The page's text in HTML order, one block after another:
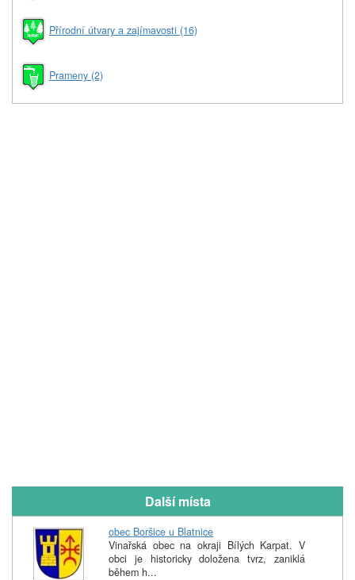
Přírodní útvary a zajímavosti (16)
Prameny (2)
Další místa
obec Boršice u Blatnice
Vinařská obec na okraji Bílých Karpat. V
obci je historicky doložena tvrz, zaniklá
během h...